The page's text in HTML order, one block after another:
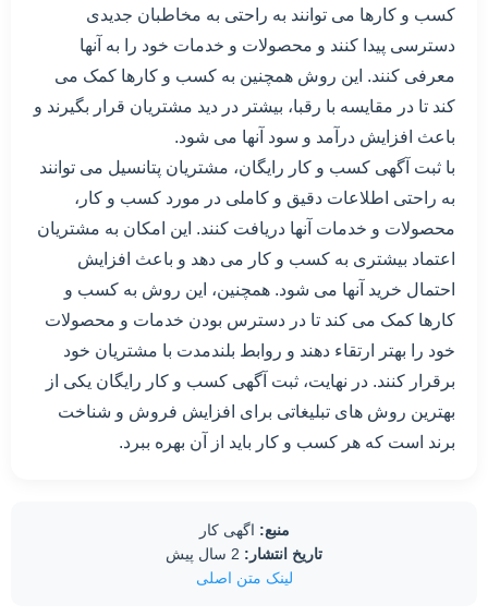
کسب و کارها می توانند به راحتی به مخاطبان جدیدی
دسترسی پیدا کنند و محصولات و خدمات خود را به آنها
معرفی کنند. این روش همچنین به کسب و کارها کمک می
کند تا در مقایسه با رقبا، بیشتر در دید مشتریان قرار بگیرند و
باعث افزایش درآمد و سود آنها می شود.
با ثبت آگهی کسب و کار رایگان، مشتریان پتانسیل می توانند
به راحتی اطلاعات دقیق و کاملی در مورد کسب و کار،
محصولات و خدمات آنها دریافت کنند. این امکان به مشتریان
اعتماد بیشتری به کسب و کار می دهد و باعث افزایش
احتمال خرید آنها می شود. همچنین، این روش به کسب و
کارها کمک می کند تا در دسترس بودن خدمات و محصولات
خود را بهتر ارتقاء دهند و روابط بلندمدت با مشتریان خود
برقرار کنند. در نهایت، ثبت آگهی کسب و کار رایگان یکی از
بهترین روش های تبلیغاتی برای افزایش فروش و شناخت
برند است که هر کسب و کار باید از آن بهره ببرد.
منبع: اگهی کار
تاریخ انتشار:
لینک متن اصلی